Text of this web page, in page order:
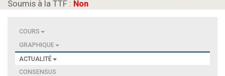
Soumis à la TTF : Non
COURS
GRAPHIQUE
ACTUALITÉ
CONSENSUS